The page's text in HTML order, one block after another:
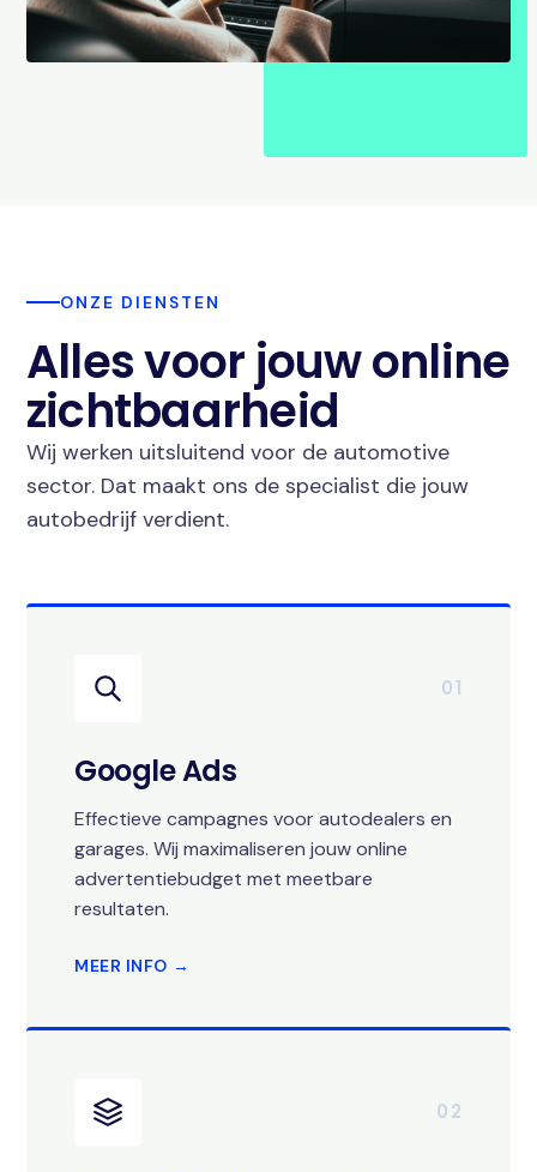
ONZE DIENSTEN
Alles voor jouw online
zichtbaarheid
Wij werken uitsluitend voor de automotive
sector. Dat maakt ons de specialist die jouw
autobedrijf verdient.
01
Google Ads
Effectieve campagnes voor autodealers en
garages. Wij maximaliseren jouw online
advertentiebudget met meetbare
resultaten.
MEER INFO →
02